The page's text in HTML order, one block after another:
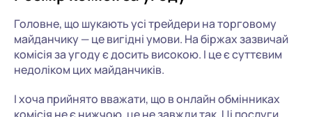
Головне, що шукають усі трейдери на торговому
майданчику — це вигідні умови. На біржах зазвичай
комісія за угоду є досить високою. І це є суттєвим
недоліком цих майданчиків.
І хоча прийнято вважати, що в онлайн обмінниках